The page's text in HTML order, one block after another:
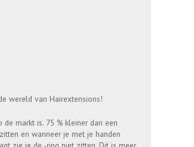
wereld van Hairextensions!
markt is. 75 % kleiner dan een
en wanneer je met je handen